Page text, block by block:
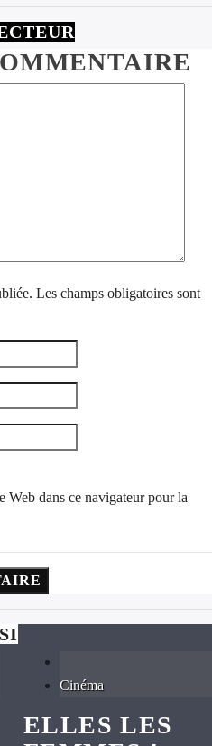
Les champs obligatoires sont
Web dans ce navigateur pour la
Cinéma
ELLES LES